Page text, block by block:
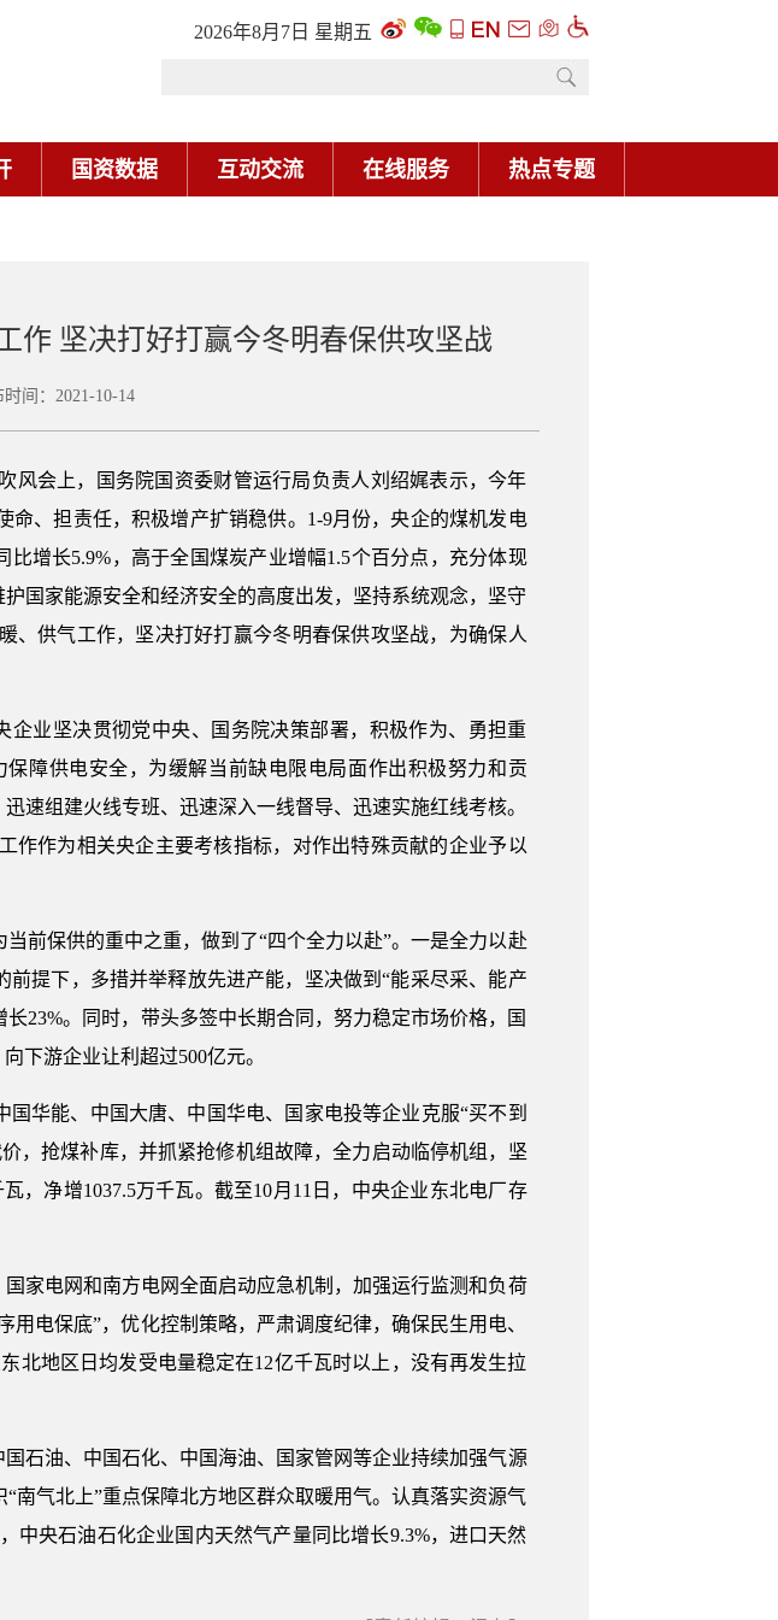
2026年8月7日 星期五
国资数据 互动交流 在线服务 热点专题
作 坚决打好打赢今冬明春保供攻坚战
间：2021-10-14
风会上，国务院国资委财管运行局负责人刘绍娓表示，今年
、担责任，积极增产扩销稳供。1-9月份，央企的煤机发电
增长5.9%，高于全国煤炭产业增幅1.5个百分点，充分体现
国家能源安全和经济安全的高度出发，坚持系统观念，坚守
、供气工作，坚决打好打赢今冬明春保供攻坚战，为确保人
业坚决贯彻党中央、国务院决策部署，积极作为、勇担重
障供电安全，为缓解当前缺电限电局面作出积极努力和贡
速组建火线专班、迅速深入一线督导、迅速实施红线考核。
作作为相关央企主要考核指标，对作出特殊贡献的企业予以
前保供的重中之重，做到了“四个全力以赴”。一是全力以赴
提下，多措并举释放先进产能，坚决做到“能采尽采、能产
23%。同时，带头多签中长期合同，努力稳定市场价格，国
下游企业让利超过500亿元。
华能、中国大唐、中国华电、国家电投等企业克服“买不到
，抢煤补库，并抓紧抢修机组故障，全力启动临停机组，坚
，净增1037.5万千瓦。截至10月11日，中央企业东北电厂存
家电网和南方电网全面启动应急机制，加强运行监测和负荷
电保底”，优化控制策略，严肃调度纪律，确保民生用电、
北地区日均发受电量稳定在12亿千瓦时以上，没有再发生拉
石油、中国石化、中国海油、国家管网等企业持续加强气源
南气北上”重点保障北方地区群众取暖用气。认真落实资源气
中央石油石化企业国内天然气产量同比增长9.3%，进口天然